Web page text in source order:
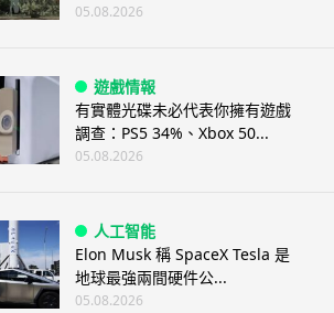
05.08.2026
遊戲情報
有實體光碟未必代表你擁有遊戲
調查：PS5 34%、Xbox 50...
05.08.2026
人工智能
Elon Musk 稱 SpaceX Tesla 是
地球最強兩間硬件公...
05.08.2026